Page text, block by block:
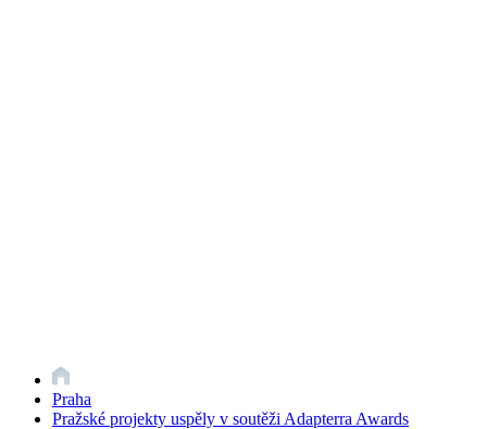
Praha
Pražské projekty uspěly v soutěži Adapterra Awards